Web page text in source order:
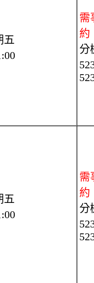
五
需
約
分
五
需
約
分